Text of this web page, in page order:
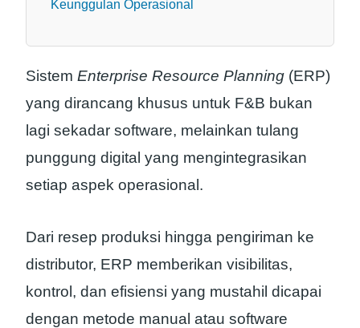
Keunggulan Operasional
Sistem Enterprise Resource Planning (ERP)
yang dirancang khusus untuk F&B bukan
lagi sekadar software, melainkan tulang
punggung digital yang mengintegrasikan
setiap aspek operasional.
Dari resep produksi hingga pengiriman ke
distributor, ERP memberikan visibilitas,
kontrol, dan efisiensi yang mustahil dicapai
dengan metode manual atau software